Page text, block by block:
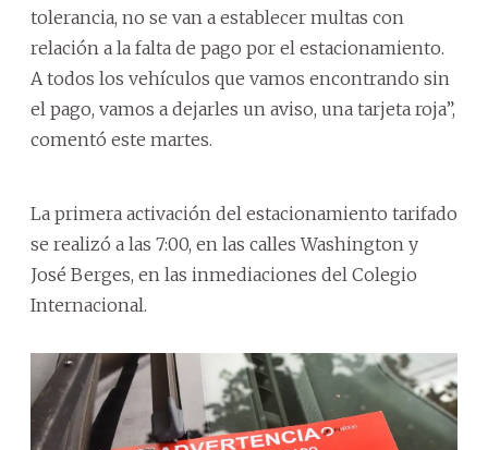
tolerancia, no se van a establecer multas con
relación a la falta de pago por el estacionamiento.
A todos los vehículos que vamos encontrando sin
el pago, vamos a dejarles un aviso, una tarjeta roja”,
comentó este martes.
La primera activación del estacionamiento tarifado
se realizó a las 7:00, en las calles Washington y
José Berges, en las inmediaciones del Colegio
Internacional.